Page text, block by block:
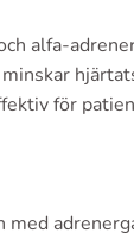
alfa-
för